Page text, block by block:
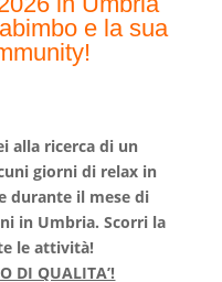
e la sua
alla ricerca di un
giorni di relax in
durante il mese di
in Umbria. Scorri la
le attività!
DI QUALITA’!